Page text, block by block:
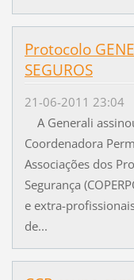
Protocolo
SEGUROS
21-06-2011 23:04
A Generali
Coordenadora
Associações dos
Segurança
e extra-
de...